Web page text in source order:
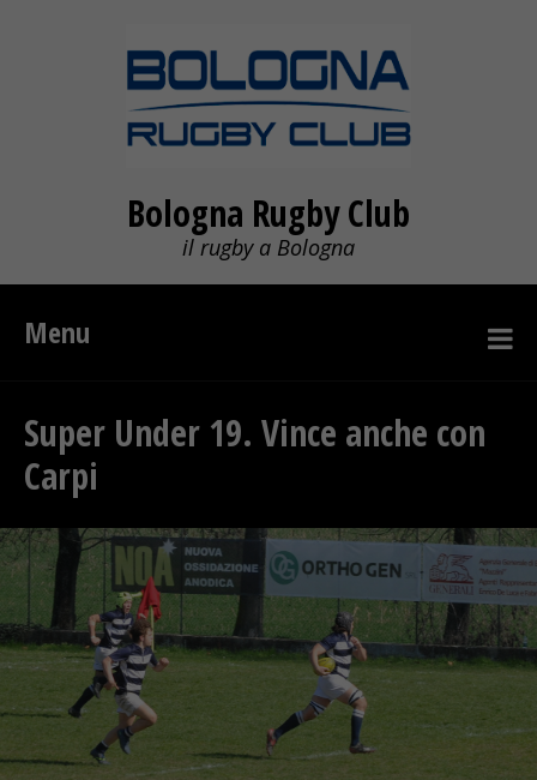
Bologna Rugby Club
il rugby a Bologna
Menu
Super Under 19. Vince anche con
Carpi